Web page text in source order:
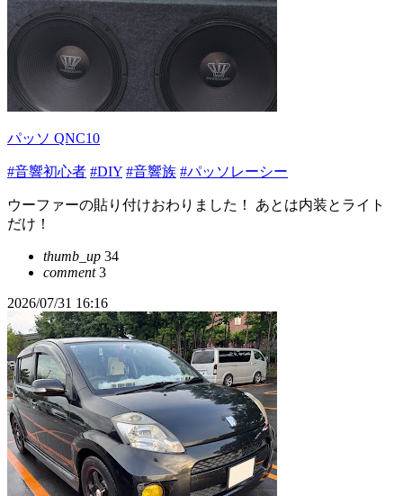
パッソ QNC10
#音響初心者 #DIY #音響族 #パッソレーシー
ウーファーの貼り付けおわりました！ あとは内装とライト
だけ！
thumb_up 34
comment3
2026/07/31 16:16